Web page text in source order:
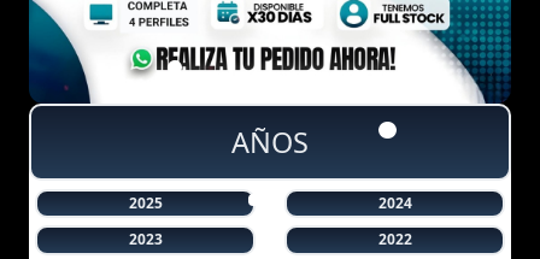
AÑOS
2025
2024
2023
2022